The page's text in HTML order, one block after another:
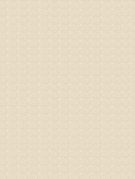
外用、
姓名：
的检查
术，无
由于专
病情描
专家回